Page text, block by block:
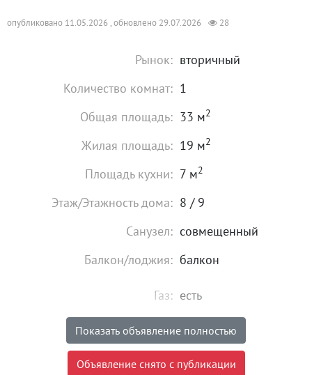
опубликовано 11.05.2026 , обновлено 29.07.2026 28
Рынок: вторичный
Количество комнат: 1
Общая площадь: 33 м2
Жилая площадь: 19 м2
Площадь кухни: 7 м2
Этаж/Этажность дома: 8 / 9
Санузел: совмещенный
Балкон/лоджия: балкон
Газ: есть
Состояние: хорошее
Мебель: есть
Показать объявление полностью
Объявление снято с публикации